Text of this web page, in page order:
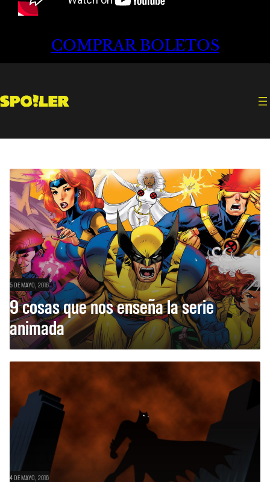
COMPRAR BOLETOS
5 DE MAYO, 2016
9 cosas que nos enseña la serie
animada
4 DE MAYO, 2016